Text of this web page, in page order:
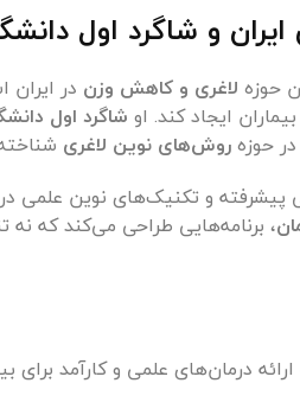
و شاگرد اول
حوزه لاغری و کاهش وزن در
ایجاد کند. او شاگرد اول
حوزهروش‌های نوین لاغری
و تکنیک‌های نوین علمی
، برنامه‌هایی طراحی می‌کند که
درمان‌های علمی و کارآمد